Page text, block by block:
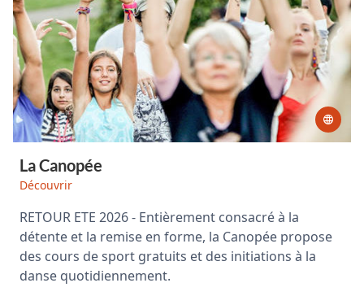
La Canopée
Découvrir
RETOUR ETE 2026 - Entièrement consacré à la
détente et la remise en forme, la Canopée propose
des cours de sport gratuits et des initiations à la
danse quotidiennement.